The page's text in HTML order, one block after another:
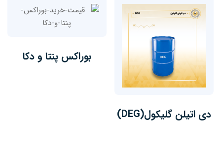
دی اتیلن گلیکول(DEG)
بوراکس پنتا و دکا